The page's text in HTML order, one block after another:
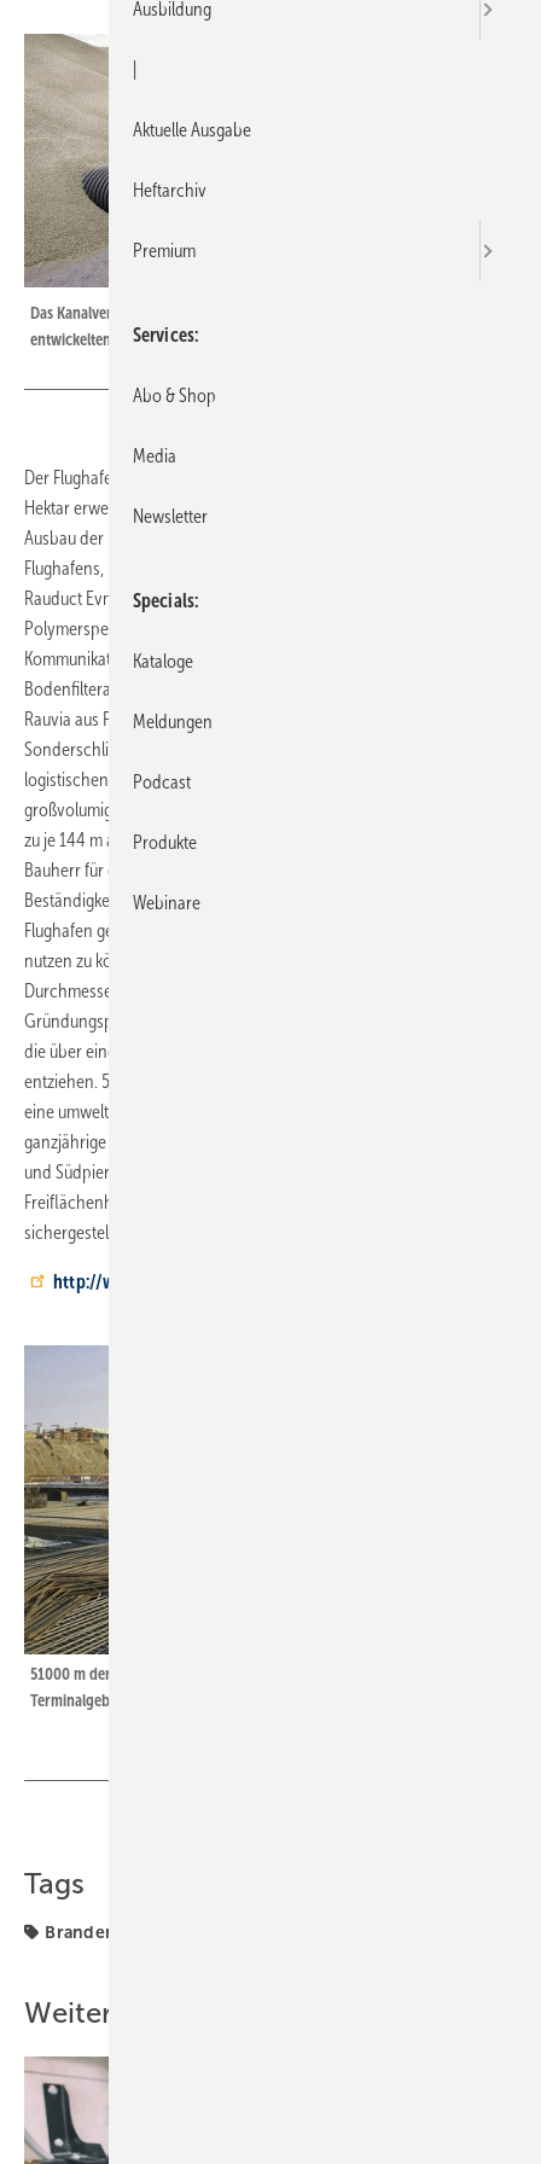
Das Kanalverbundrohr Rauvia wurde mit einer eigens für den Kunden
entwickelten Sonderschlitzung versehen.
Der Flughafen Berlin Schönefeld wird derzeit um eine Fläche von 970
Hektar erweitert und später insgesamt 1470 Hektar umfassen. Beim
Ausbau der BBI-Nordbahn, der südlichen Start- und Landebahn des
Flughafens, kamen insgesamt 72000 m des Kabelschutzrohres
Rauduct Evmr von Rehau zum Einsatz. Darüber hinaus lieferte der
Polymerspe­zialist für die Anbindung der Informations- und
Kommunikationssysteme weitere 440000 m Kabelschutzrohre. Für die
Bodenfilteranlage wurden über 9000 m des Kanalverbundrohres
Rauvia aus PE-HD mit einer eigens für den Kunden entwickelten
Sonderschlitzung als Sickerrohrleitungen eingesetzt. Um die
logistischen Herausforderungen bewältigen zu können, wurden die
großvolumigen Rohre wöchentlich mit fünf bis sechs LKW-Ladungen
zu je 144 m angeliefert. Bei der Entwässerung entschied sich der
Bauherr für die Kanalrohre Awadukt PP, die wegen ihrer chemischen
Beständigkeit und Belastbarkeit bis SLW 60 für den Einsatz auf einem
Flughafen geeignet sind. Um die Energie der Erdwärme sinnvoll
nutzen zu können, wurde das Terminal mit 318 Energiepfählen à 1,2 m
Durchmesser versehen. Hierbei wurden in die 10 bis 15 m langen
Gründungspfähle des Gebäudes Erdwärmekollektorrohre integriert,
die über einen geschlossenen Kreislauf dem Untergrund Wärme
entziehen. 51000 m der Raugeo Collect Rohre aus PE-Xa sorgen so für
eine umweltfreundliche Beheizung des Terminalgebäudes. Die
ganzjährige Schnee- und Eisfreiheit der Rampenauffahrten der Nord-
und Südpiers wird darüber hinaus durch eine 1700 m² große
Freiflächenheizung mit insgesamt 7200 m Rautherm S Rohren
sichergestellt.
http://www.rehau.de
51000 m der Raugeo Collect Rohre aus PE-Xa sorgen für die Beheizung des
Terminalgebäudes.
Tags
Brandenburg
Weitere Inhalte
Ausbildung
Aktuelle Ausgabe
Heftarchiv
Premium
Services
Abo & Shop
Media
Newsletter
Specials
Kataloge
Meldungen
Podcast
Produkte
Webinare